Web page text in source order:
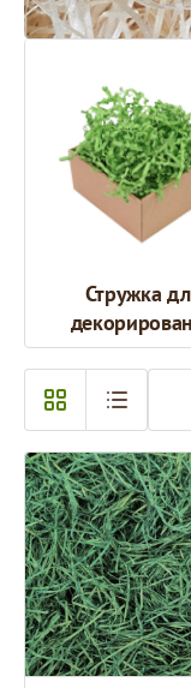
Стружка